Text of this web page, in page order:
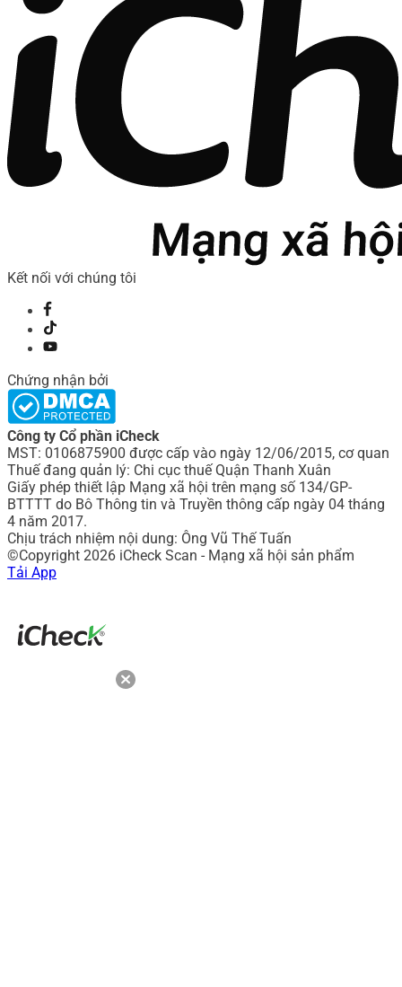
Kết nối với chúng tôi
Chứng nhận bởi
Công ty Cổ phần iCheck
MST: 0106875900 được cấp vào ngày 12/06/2015, cơ quan
Thuế đang quản lý: Chi cục thuế Quận Thanh Xuân
Giấy phép thiết lập Mạng xã hội trên mạng số 134/GP-
BTTTT do Bô Thông tin và Truyền thông cấp ngày 04 tháng
4 năm 2017.
Chịu trách nhiệm nội dung: Ông Vũ Thế Tuấn
©Copyright 2026 iCheck Scan - Mạng xã hội sản phẩm
Tải App